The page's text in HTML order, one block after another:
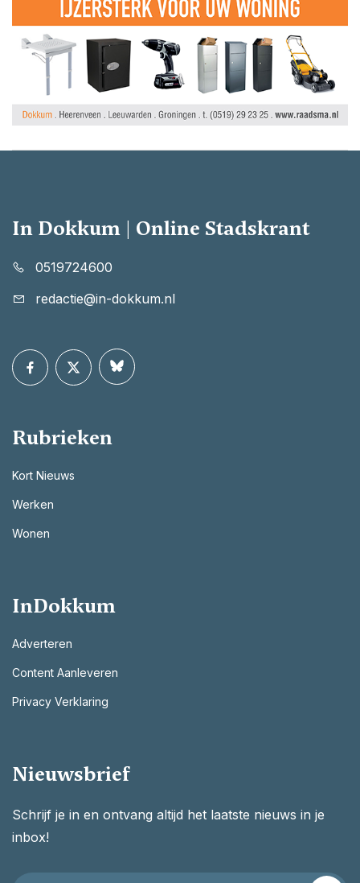
In Dokkum | Online Stadskrant
0519724600
redactie@in-dokkum.nl
Rubrieken
Kort Nieuws
Werken
Wonen
InDokkum
Adverteren
Content Aanleveren
Privacy Verklaring
Nieuwsbrief
Schrijf je in en ontvang altijd het laatste nieuws in je
inbox!